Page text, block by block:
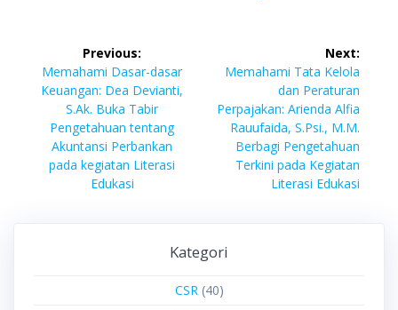
Previous:
Memahami Dasar-dasar
Keuangan: Dea Devianti,
S.Ak. Buka Tabir
Pengetahuan tentang
Akuntansi Perbankan
pada kegiatan Literasi
Edukasi
Next:
Memahami Tata Kelola
dan Peraturan
Perpajakan: Arienda Alfia
Rauufaida, S.Psi., M.M.
Berbagi Pengetahuan
Terkini pada Kegiatan
Literasi Edukasi
Kategori
CSR(40)